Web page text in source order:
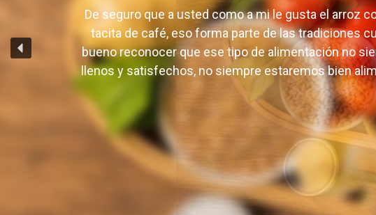
De seguro que a usted como a mi le gusta el arroz
tacita de café, eso forma parte de las tradiciones
bueno reconocer que ese tipo de alimentación no
llenos y satisfechos, no siempre estaremos bien